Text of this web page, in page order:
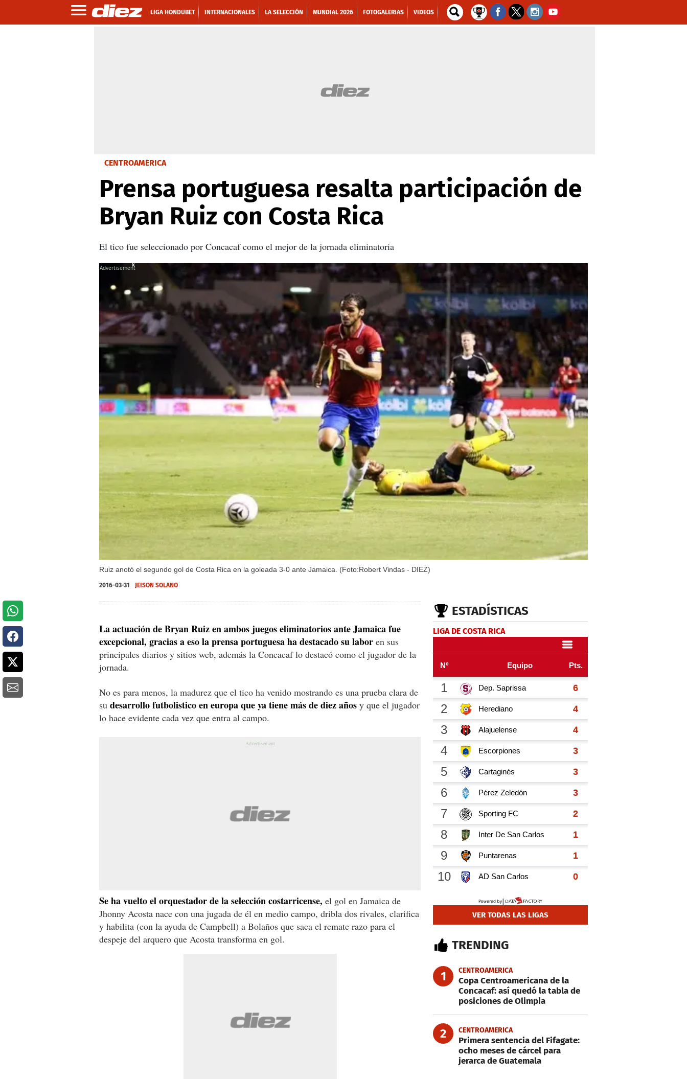
LIGA HONDUBET INTERNACIONALES LA SELECCIÓN MUNDIAL 2026 FOTOGALERIAS VIDEOS
CENTROAMÉRICA
Prensa portuguesa resalta participación de
Bryan Ruiz con Costa Rica
El tico fue seleccionado por Concacaf como el mejor de la jornada eliminatoria
Ruiz anotó el segundo gol de Costa Rica en la goleada 3-0 ante Jamaica. (Foto:Robert Vindas - DIEZ)
X
2016-03-31 JEISON SOLANO
La actuación de Bryan Ruiz en ambos juegos eliminatorios ante Jamaica fue
excepcional, gracias a eso la prensa portuguesa ha destacado su labor en sus
principales diarios y sitios web, además la Concacaf lo destacó como el jugador de la
jornada.
No es para menos, la madurez que el tico ha venido mostrando es una prueba clara de
su desarrollo futbolistico en europa que ya tiene más de diez años y que el jugador
lo hace evidente cada vez que entra al campo.
Se ha vuelto el orquestador de la selección costarricense, el gol en Jamaica de
Jhonny Acosta nace con una jugada de él en medio campo, dribla dos rivales, clarifica
y habilita (con la ayuda de Campbell) a Bolaños que saca el remate razo para el
despeje del arquero que Acosta transforma en gol.
ESTADÍSTICAS
LIGA DE COSTA RICA
VER TODAS LAS LIGAS
TRENDING
1 CENTROAMERICA
Copa Centroamericana de la
Concacaf: así quedó la tabla de
posiciones de Olimpia
2 CENTROAMERICA
Primera sentencia del Fifagate:
ocho meses de cárcel para
jerarca de Guatemala